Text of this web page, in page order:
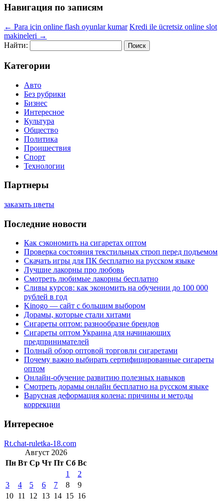
Навигация по записям
← Para için online flash oyunlar kumar Kredi ile ücretsiz online slot
makineleri →
Найти:
Категории
Авто
Без рубрики
Бизнес
Интересное
Культура
Общество
Политика
Проишествия
Спорт
Технологии
Партнеры
заказать цветы
Последние новости
Как сэкономить на сигаретах оптом
Проверка состояния текстильных строп перед подъемом
Скачать игры для ПК бесплатно на русском языке
Лучшие лакорны про любовь
Смотреть любимые лакорны бесплатно
Сливы курсов: как экономить на обучении до 100 000
рублей в год
Kinogo — сайт с большим выбором
Дорамы, которые стали хитами
Сигареты оптом: разнообразие брендов
Сигареты оптом Украина для начинающих
предпринимателей
Полный обзор оптовой торговли сигаретами
Почему важно выбирать сертифицированные сигареты
оптом
Онлайн-обучение развитию полезных навыков
Смотреть дорамы онлайн бесплатно на русском языке
Варусная деформация колена: причины и методы
коррекции
Интересное
Rt.chat-ruletka-18.com
Август 2026
Пн Вт Ср Чт Пт Сб Вс
1
2
3
4 5 6 7 8
9
10 11 12 13 14 15 16